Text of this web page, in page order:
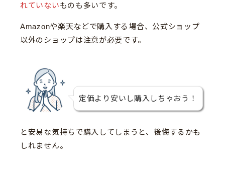
れていないものも多いです。
Amazonや楽天などで購入する場合、公式ショップ
以外のショップは注意が必要です。
定価より安いし購入しちゃおう！
と安易な気持ちで購入してしまうと、後悔するかも
しれません。